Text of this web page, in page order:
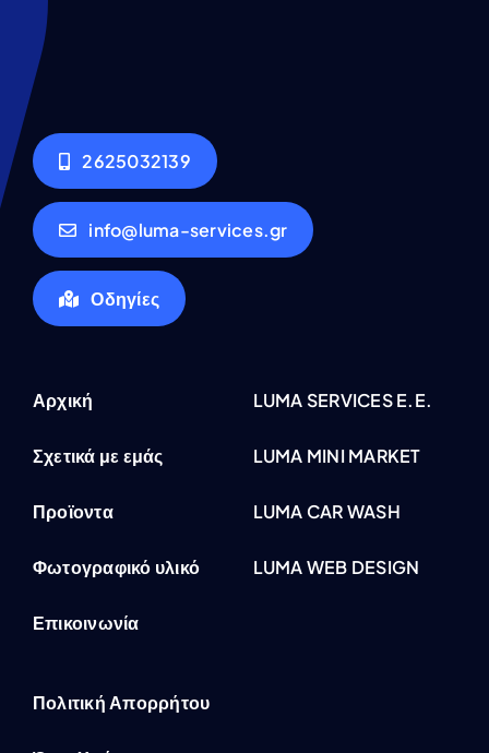
2625032139
info@luma-services.gr
Οδηγίες
Αρχική
Σχετικά με εμάς
Προϊοντα
Φωτογραφικό υλικό
Επικοινωνία
LUMA SERVICES E.E.
LUMA MINI MARKET
LUMA CAR WASH
LUMA WEB DESIGN
Πολιτική Απορρήτου